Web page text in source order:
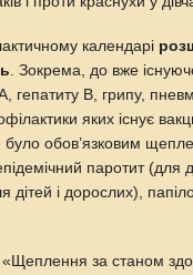
календарі
. Зокрема, до вже
В, грипу,
яких існує
обов’язковим
паротит (для
дітей і дорослих),
«Щеплення за станом